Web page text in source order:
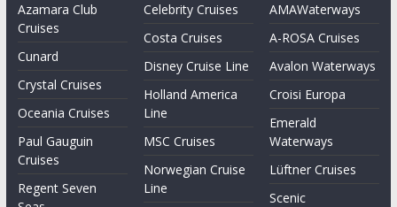
Azamara Club
Cruises
Cunard
Crystal Cruises
Oceania Cruises
Paul Gauguin
Cruises
Regent Seven
Celebrity Cruises
Costa Cruises
Disney Cruise Line
Holland America
Line
MSC Cruises
Norwegian Cruise
Line
AMAWaterways
A-ROSA Cruises
Avalon Waterways
Croisi Europa
Emerald
Waterways
Lüftner Cruises
Scenic